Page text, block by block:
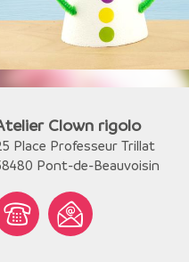
Clown rigolo
Place Professeur Trillat
Pont-de-Beauvoisin